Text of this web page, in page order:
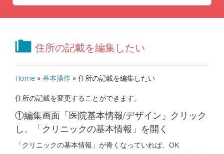
住所の記載を編集したい
Home » 基本操作 » 住所の記載を編集したい
住所の記載を変更することができます。
①編集画面「医院基本情報/デザイン」クリック
し、「クリニックの基本情報」を開く
「クリニックの基本情報」が青くなっていれば、OK